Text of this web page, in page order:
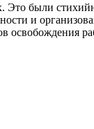
Это были
и